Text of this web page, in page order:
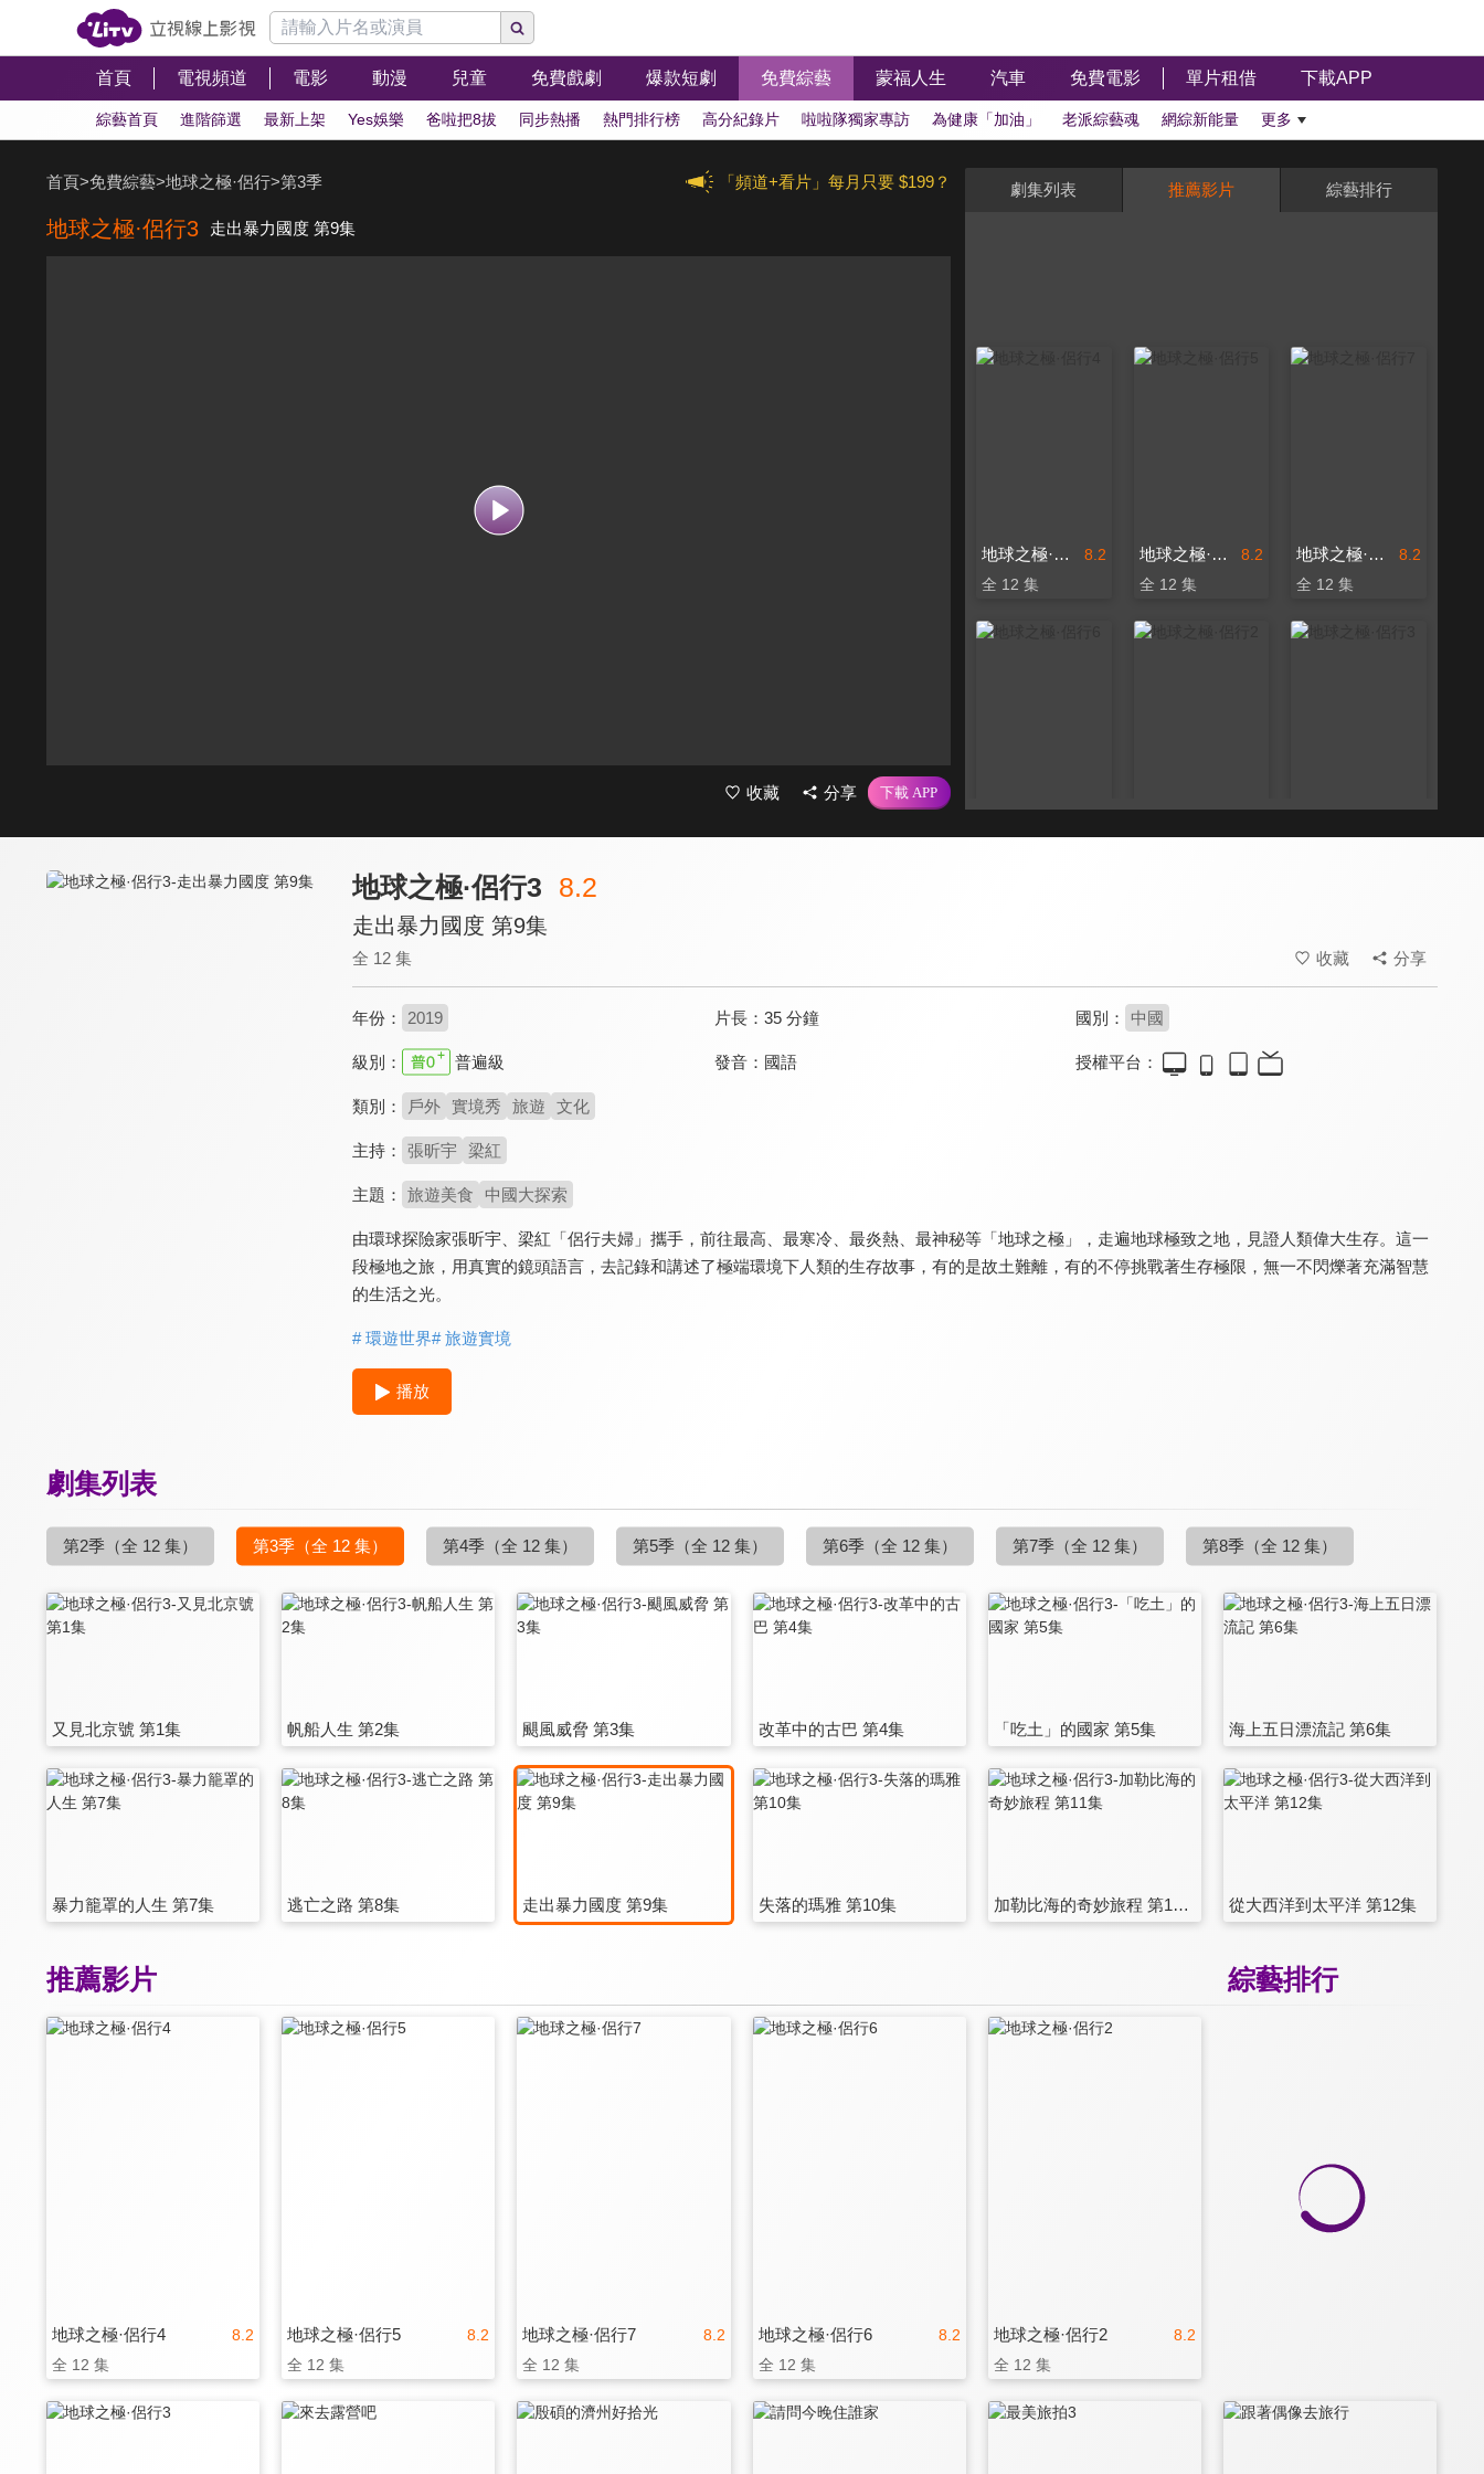
首頁 電視頻道 電影 動漫 兒童 免費戲劇 爆款短劇 免費綜藝 蒙福人生 汽車 免費電影 單片租借 下載APP
綜藝首頁 進階篩選 最新上架 Yes娛樂 爸啦把8拔 同步熱播 熱門排行榜 高分紀錄片 啦啦隊獨家專訪 為健康「加油」 老派綜藝魂 網綜新能量 更多
「頻道+看片」每月只要 $199？
首頁>免費綜藝>地球之極·侶行>第3季
地球之極·侶行3 走出暴力國度 第9集
收藏 分享
劇集列表 推薦影片 綜藝排行
8.2
地球之極·侶行4
全 12 集
8.2
地球之極·侶行5
全 12 集
8.2
地球之極·侶行7
全 12 集
地球之極·侶行3 8.2
走出暴力國度 第9集
全 12 集 收藏 分享
年份： 2019 片長： 35 分鐘 國別： 中國
級別： 普遍級 發音： 國語 授權平台：
類別： 戶外 實境秀 旅遊 文化
主持： 張昕宇 梁紅
主題： 旅遊美食 中國大探索
由環球探險家張昕宇、梁紅「侶行夫婦」攜手，前往最高、最寒冷、最炎熱、最神秘等「地球之極」，走遍地球極致之地，見證人類偉大生存。這一
段極地之旅，用真實的鏡頭語言，去記錄和講述了極端環境下人類的生存故事，有的是故土難離，有的不停挑戰著生存極限，無一不閃爍著充滿智慧
的生活之光。
# 環遊世界# 旅遊實境
播放
劇集列表
第2季 （全 12 集） 第3季 （全 12 集） 第4季 （全 12 集） 第5季 （全 12 集） 第6季 （全 12 集） 第7季 （全 12 集） 第8季 （全 12 集）
又見北京號 第1集 帆船人生 第2集 颶風威脅 第3集 改革中的古巴 第4集 「吃土」的國家 第5集 海上五日漂流記 第6集
暴力籠罩的人生 第7集 逃亡之路 第8集 走出暴力國度 第9集 失落的瑪雅 第10集 加勒比海的奇妙旅程 第11集 從大西洋到太平洋 第12集
綜藝排行
推薦影片
8.2
地球之極·侶行4
全 12 集
8.2
地球之極·侶行5
全 12 集
8.2
地球之極·侶行7
全 12 集
8.2
地球之極·侶行6
全 12 集
8.2
地球之極·侶行2
全 12 集